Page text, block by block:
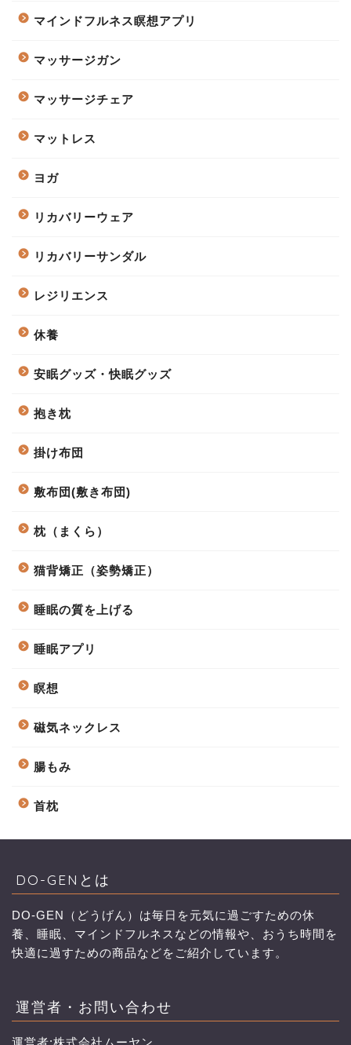
マインドフルネス瞑想アプリ
マッサージガン
マッサージチェア
マットレス
ヨガ
リカバリーウェア
リカバリーサンダル
レジリエンス
休養
安眠グッズ・快眠グッズ
抱き枕
掛け布団
敷布団(敷き布団)
枕（まくら）
猫背矯正（姿勢矯正）
睡眠の質を上げる
睡眠アプリ
瞑想
磁気ネックレス
腸もみ
首枕
DO-GENとは
DO-GEN（どうげん）は毎日を元気に過ごすための休
養、睡眠、マインドフルネスなどの情報や、おうち時間を
快適に過すための商品などをご紹介しています。
運営者・お問い合わせ